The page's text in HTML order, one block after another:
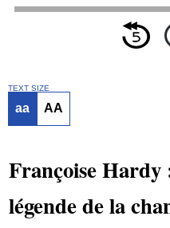
TEXT SIZE
aa AA
Françoise Hardy
légende de la